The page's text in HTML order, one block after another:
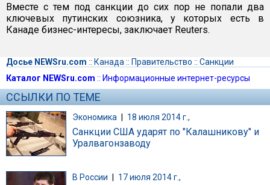
Вместе с тем под санкции до сих пор не попали два
ключевых путинских союзника, у которых есть в
Канаде бизнес-интересы, заключает Reuters.
Досье NEWSru.com :: Канада :: Правительство :: Санкции
Каталог NEWSru.com :: Информационные интернет-ресурсы
ССЫЛКИ ПО ТЕМЕ
Экономика | 18 июля 2014 г.,
Санкции США ударят по "Калашникову" и
Уралвагонзаводу
В России 17 июля 2014 г.,